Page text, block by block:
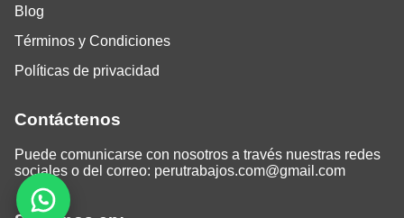
Blog
Términos y Condiciones
Políticas de privacidad
Contáctenos
Puede comunicarse con nosotros a través nuestras redes
sociales o del correo: perutrabajos.com@gmail.com